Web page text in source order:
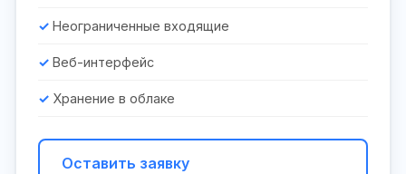
Неограниченные входящие
Веб-интерфейс
Хранение в облаке
Оставить заявку